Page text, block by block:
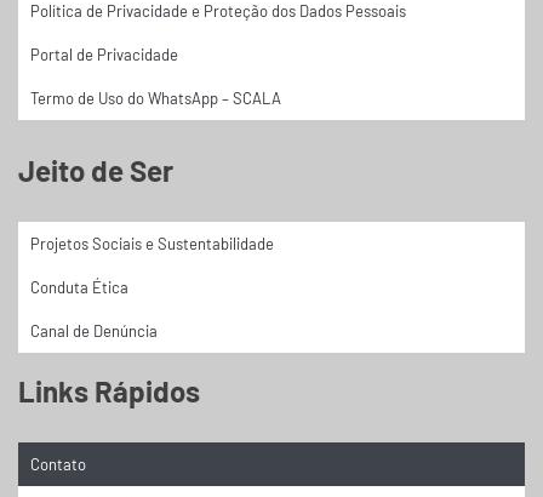
Política de Privacidade e Proteção dos Dados Pessoais
Portal de Privacidade
Termo de Uso do WhatsApp – SCALA
Jeito de Ser
Projetos Sociais e Sustentabilidade
Conduta Ética
Canal de Denúncia
Links Rápidos
Contato